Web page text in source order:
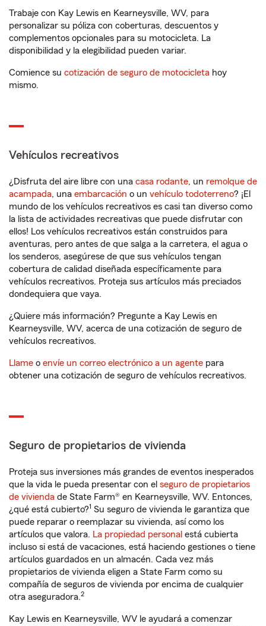
Trabaje con Kay Lewis en Kearneysville, WV, para
personalizar su póliza con coberturas, descuentos y
complementos opcionales para su motocicleta. La
disponibilidad y la elegibilidad pueden variar.
Comience su cotización de seguro de motocicleta hoy
mismo.
Vehículos recreativos
¿Disfruta del aire libre con una casa rodante, un remolque de
acampada, una embarcación o un vehículo todoterreno? ¡El
mundo de los vehículos recreativos es casi tan diverso como
la lista de actividades recreativas que puede disfrutar con
ellos! Los vehículos recreativos están construidos para
aventuras, pero antes de que salga a la carretera, el agua o
los senderos, asegúrese de que sus vehículos tengan
cobertura de calidad diseñada específicamente para
vehículos recreativos. Proteja sus artículos más preciados
dondequiera que vaya.
¿Quiere más información? Pregunte a Kay Lewis en
Kearneysville, WV, acerca de una cotización de seguro de
vehículos recreativos.
Llame o envíe un correo electrónico a un agente para
obtener una cotización de seguro de vehículos recreativos.
Seguro de propietarios de vivienda
Proteja sus inversiones más grandes de eventos inesperados
que la vida le pueda presentar con el seguro de propietarios
de vivienda de State Farm® en Kearneysville, WV. Entonces,
¿qué está cubierto?1 Su seguro de vivienda le garantiza que
puede reparar o reemplazar su vivienda, así como los
artículos que valora. La propiedad personal está cubierta
incluso si está de vacaciones, está haciendo gestiones o tiene
artículos guardados en un almacén. Cada vez más
propietarios de vivienda eligen a State Farm como su
compañía de seguros de vivienda por encima de cualquier
otra aseguradora.2
Kay Lewis en Kearneysville, WV le ayudará a comenzar